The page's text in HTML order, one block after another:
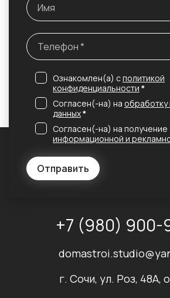
Отправить
Ознакомлен(а) сполитикой
конфиденциальности *
Согласен(-на) на
данных*
Согласен(-на) на получение
информационной и
+7 (980) 900-
г. Сочи, ул. Роз, 48А,